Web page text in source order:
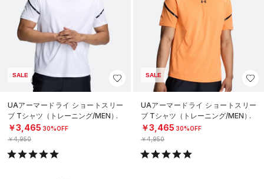
SALE
UAアーマードライ ショートスリー
ブ Tシャツ（トレーニング/MEN）
￥3,465 30%OFF
￥4,950
SALE
UAアーマードライ ショートスリー
ブ Tシャツ（トレーニング/MEN）
￥3,465 30%OFF
￥4,950